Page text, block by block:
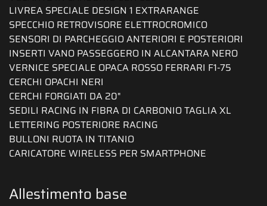
LIVREA SPECIALE DESIGN 1 EXTRARANGE
SPECCHIO RETROVISORE ELETTROCROMICO
SENSORI DI PARCHEGGIO ANTERIORI E POSTERIORI
INSERTI VANO PASSEGGERO IN ALCANTARA NERO
VERNICE SPECIALE OPACA ROSSO FERRARI F1-75
CERCHI OPACHI NERI
CERCHI FORGIATI DA 20"
SEDILI RACING IN FIBRA DI CARBONIO TAGLIA XL
LETTERING POSTERIORE RACING
BULLONI RUOTA IN TITANIO
CARICATORE WIRELESS PER SMARTPHONE
Allestimento base